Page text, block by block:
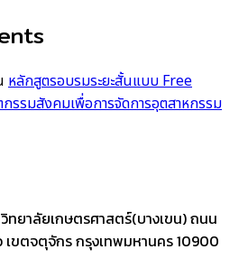
หลักสูตรอบรมระยะสั้นแบบ Free
รรมสังคมเพื่อการจัดการอุตสาหกรรม
ทยาลัยเกษตรศาสตร์(บางเขน) ถนน
เขตจตุจักร กรุงเทพมหานคร 10900